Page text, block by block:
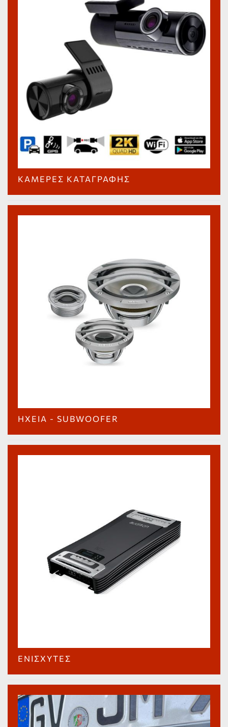
ΚΆΜΕΡΕΣ ΚΑΤΑΓΡΑΦΉΣ
ΗΧΕΊΑ - SUBWOOFER
ΕΝΙΣΧΥΤΈΣ